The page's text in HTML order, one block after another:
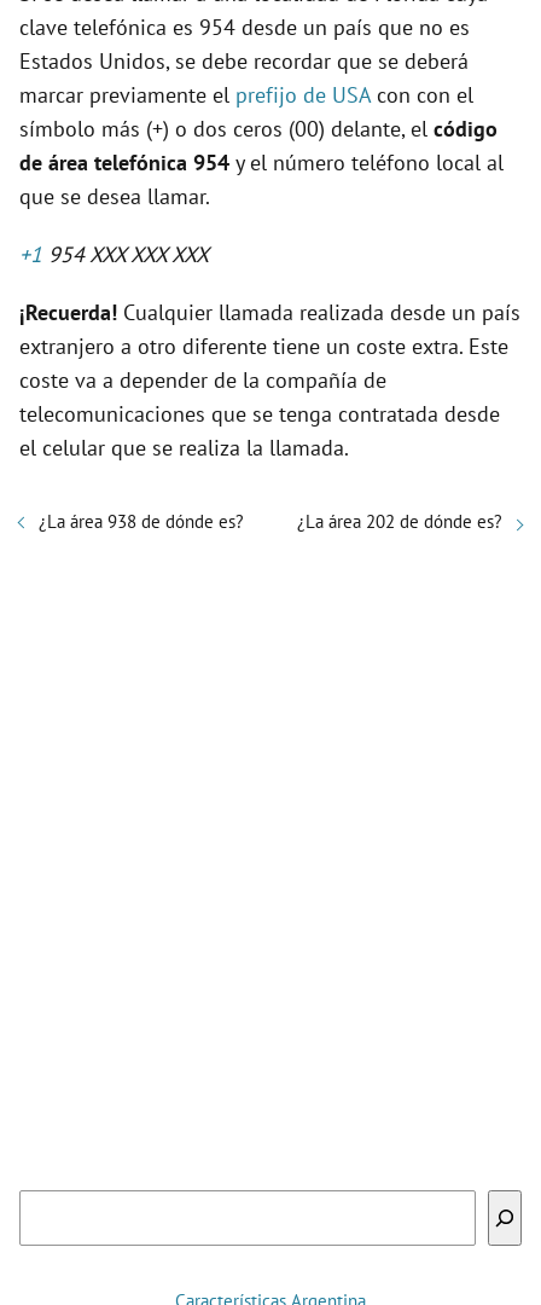
clave telefónica es 954 desde un país que no es
Estados Unidos, se debe recordar que se deberá
marcar previamente el prefijo de USAcon con el
símbolo más (+) o dos ceros (00) delante, el código
de área telefónica 954 y el número teléfono local al
que se desea llamar.
+1 954 XXX XXX XXX
¡Recuerda! Cualquier llamada realizada desde un país
extranjero a otro diferente tiene un coste extra. Este
coste va a depender de la compañía de
telecomunicaciones que se tenga contratada desde
el celular que se realiza la llamada.
¿La área 938 de dónde es? ¿La área 202 de dónde es?